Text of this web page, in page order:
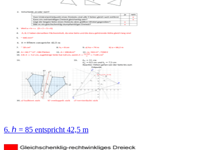
6. ℎ = 85 entspricht 42,5 m